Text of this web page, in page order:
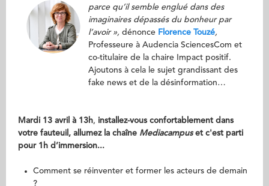
parce qu’il semble englué dans des
imaginaires dépassés du bonheur par
l’avoir », dénonce Florence Touzé,
Professeure à Audencia SciencesCom et
co-titulaire de la chaire Impact positif.
Ajoutons à cela le sujet grandissant des
fake news et de la désinformation…
Mardi 13 avril à 13h, installez-vous confortablement dans
votre fauteuil, allumez la chaîne Mediacampuset c'est parti
pour 1h d’immersion...
Comment se réinventer et former les acteurs de demain
?